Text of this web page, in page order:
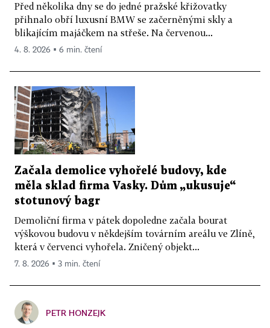
Před několika dny se do jedné pražské křižovatky
přihnalo obří luxusní BMW se začerněnými skly a
blikajícím majáčkem na střeše. Na červenou...
4. 8. 2026 ▪ 6 min. čtení
Začala demolice vyhořelé budovy, kde
měla sklad firma Vasky. Dům „ukusuje“
stotunový bagr
Demoliční firma v pátek dopoledne začala bourat
výškovou budovu v někdejším továrním areálu ve Zlíně,
která v červenci vyhořela. Zničený objekt...
7. 8. 2026 ▪ 3 min. čtení
PETR HONZEJK